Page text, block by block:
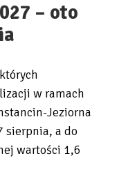
– oto
w ramach
Jeziorna
sierpnia, a do
wartości 1,6